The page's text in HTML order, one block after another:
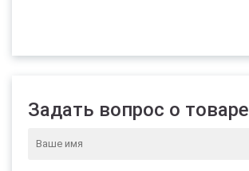
Задать вопрос о товаре